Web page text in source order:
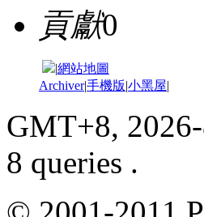
貢獻0
|網站地圖
Archiver|手機版|小黑屋|
GMT+8,
8 queries .